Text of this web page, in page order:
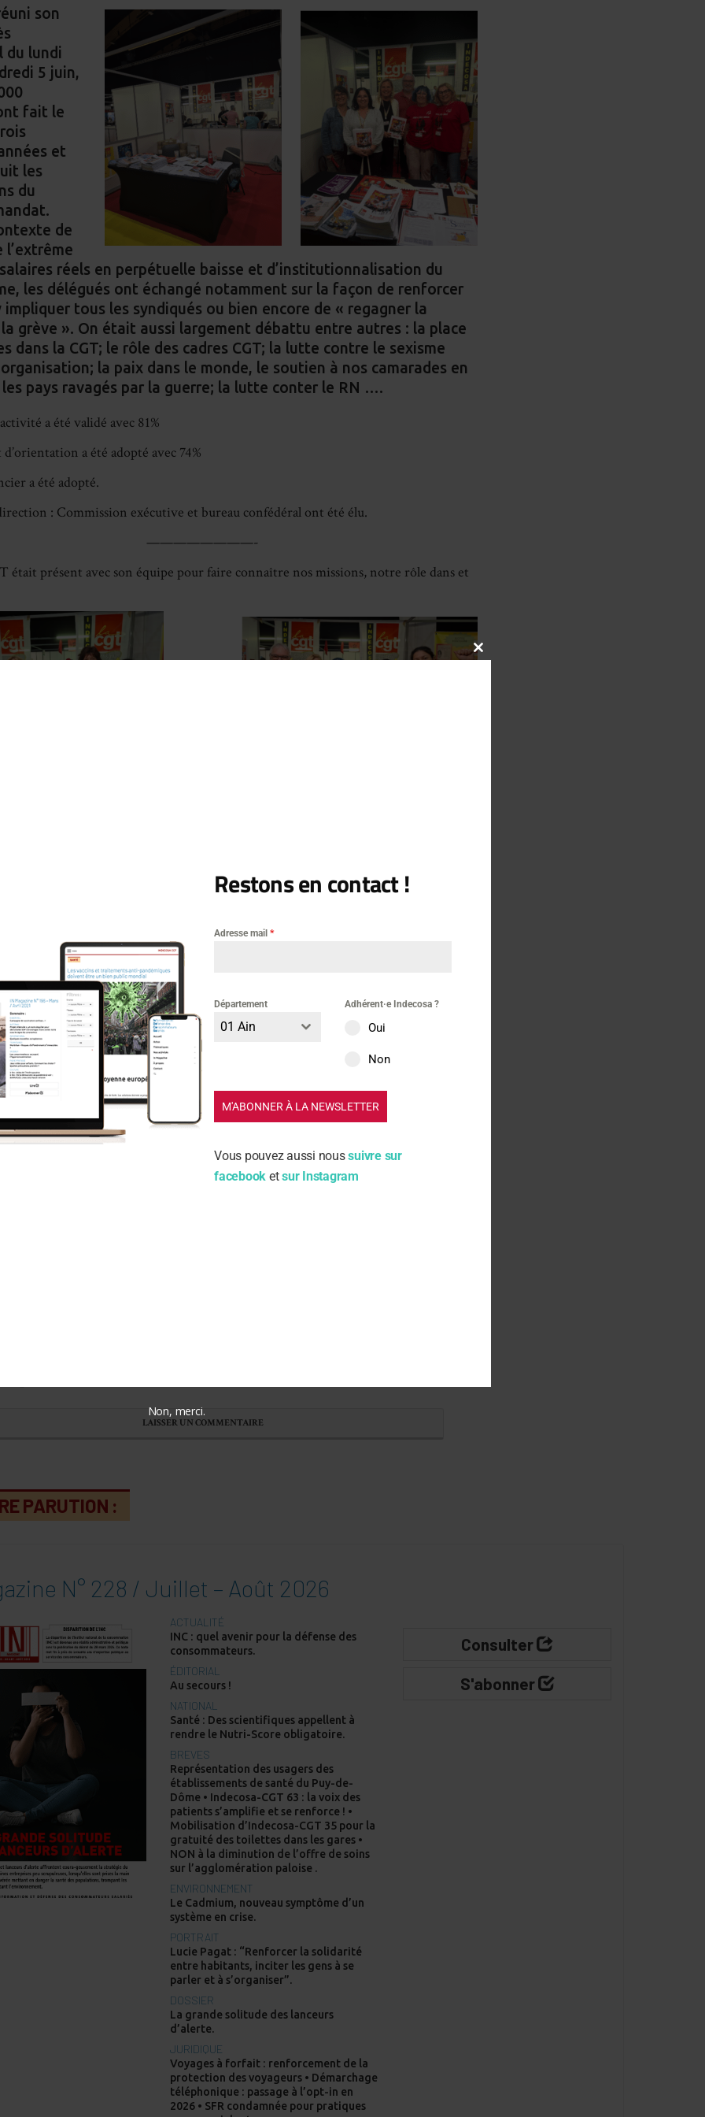
on
Facebook
on
LinkedIn
on
WhatsApp
on
Email
son
du lundi
5 juin,
fait le
et
les
du
de
l’extrême
réels en perpétuelle baisse et d’institutionnalisation du
les délégués ont échangé notamment sur la façon de renforcer
impliquer tous les syndiqués ou bien encore de « regagner la
grève ». On était aussi largement débattu entre autres : la place
dans la CGT; le rôle des cadres CGT; la lutte contre le sexisme
la paix dans le monde, le soutien à nos camarades en
pays ravagés par la guerre; la lutte conter le RN ….
a été validé avec 81%
a été adopté avec 74%
a été adopté.
: Commission exécutive et bureau confédéral ont été élu.
————————-
était présent avec son équipe pour faire connaître nos missions, notre rôle dans et
un commentaire
PARUTION :
N° 228 / Juillet – Août 2026
ACTUALITÉ
INC : quel avenir pour la défense des
consommateurs.
ÉDITORIAL
Au secours !
NATIONAL
Santé : Des scientifiques appellent à
rendre le Nutri-Score obligatoire.
BREVES
Représentation des usagers des
établissements de santé du Puy-de-
Dôme • Indecosa-CGT 63 : la voix des
patients s’amplifie et se renforce ! •
Mobilisation d’Indecosa-CGT 35 pour la
gratuité des toilettes dans les gares •
NON à la diminution de l’offre de soins
sur l’agglomération paloise .
ENVIRONNEMENT
Le Cadmium, nouveau symptôme d’un
système en crise.
PORTRAIT
Lucie Pagat : “Renforcer la solidarité
entre habitants, inciter les gens à se
parler et à s’organiser”.
DOSSIER
La grande solitude des lanceurs
d’alerte.
JURIDIQUE
Voyages à forfait : renforcement de la
protection des voyageurs • Démarchage
téléphonique : passage à l’opt-in en
2026 • SFR condamnée pour pratiques
Consulter
S'abonner
Restons en contact !
Adresse mail *
Département
01 Ain
Adhérent·e Indecosa ?
Oui
Non
M'ABONNER À LA NEWSLETTER
Vous pouvez aussi noussuivre sur
facebook etsur Instagram
Non, merci.